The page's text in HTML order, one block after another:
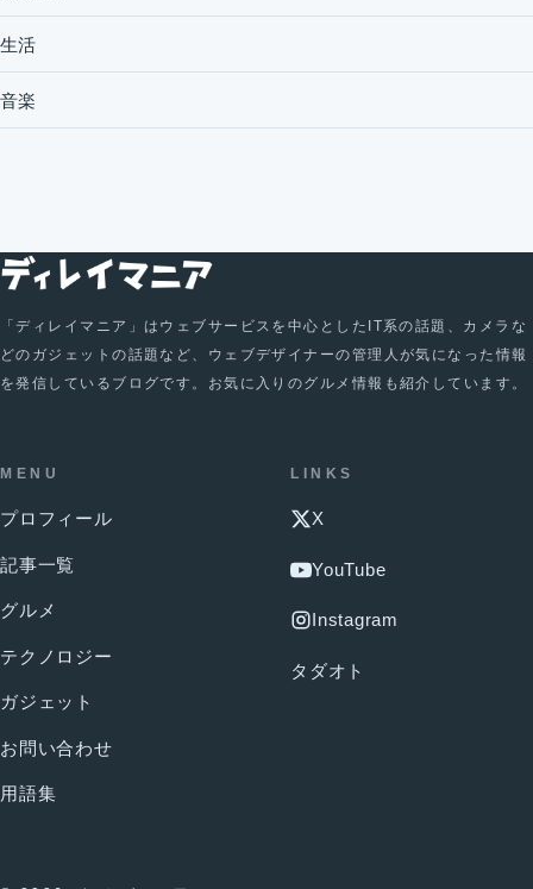
生活
音楽
「ディレイマニア」はウェブサービスを中心としたIT系の話題、カメラな
どのガジェットの話題など、ウェブデザイナーの管理人が気になった情報
を発信しているブログです。お気に入りのグルメ情報も紹介しています。
MENU
プロフィール
記事一覧
グルメ
テクノロジー
ガジェット
お問い合わせ
用語集
LINKS
X
YouTube
Instagram
タダオト